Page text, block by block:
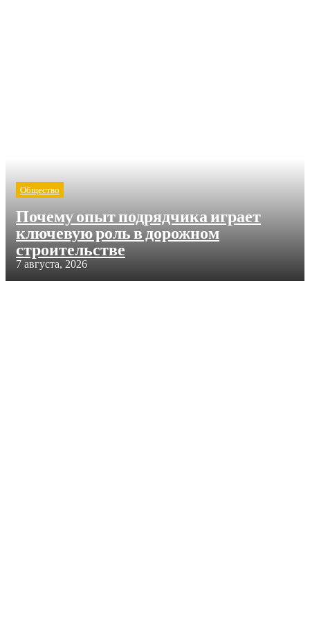
Общество
Почему опыт подрядчика играет
ключевую роль в дорожном
строительстве
7 августа, 2026